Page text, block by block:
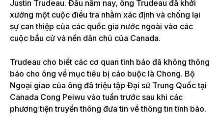
Justin Trudeau. Đầu năm nay, ông Trudeau đã khởi
xướng một cuộc điều tra nhằm xác định và chống lại
sự can thiệp của các quốc gia nước ngoài vào các
cuộc bầu cử và nền dân chủ của Canada.
Trudeau cho biết các cơ quan tình báo đã không thông
báo cho ông về mục tiêu bị cáo buộc là Chong. Bộ
Ngoại giao của ông đã triệu tập Đại sứ Trung Quốc tại
Canada Cong Peiwu vào tuần trước sau khi các
phương tiện truyền thông đưa tin về thông tin tình báo.